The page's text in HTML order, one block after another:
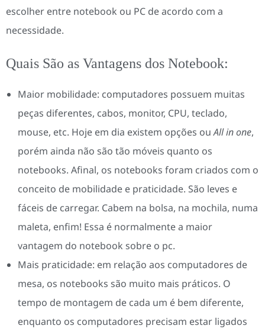
escolher entre notebook ou PC de acordo com a
necessidade.
Quais São as Vantagens dos Notebook:
Maior mobilidade: computadores possuem muitas
peças diferentes, cabos, monitor, CPU, teclado,
mouse, etc. Hoje em dia existem opções ouAll in one,
porém ainda não são tão móveis quanto os
notebooks. Afinal, os notebooks foram criados com o
conceito de mobilidade e praticidade. São leves e
fáceis de carregar. Cabem na bolsa, na mochila, numa
maleta, enfim! Essa é normalmente a maior
vantagem do notebook sobre o pc.
Mais praticidade: em relação aos computadores de
mesa, os notebooks são muito mais práticos. O
tempo de montagem de cada um é bem diferente,
enquanto os computadores precisam estar ligados